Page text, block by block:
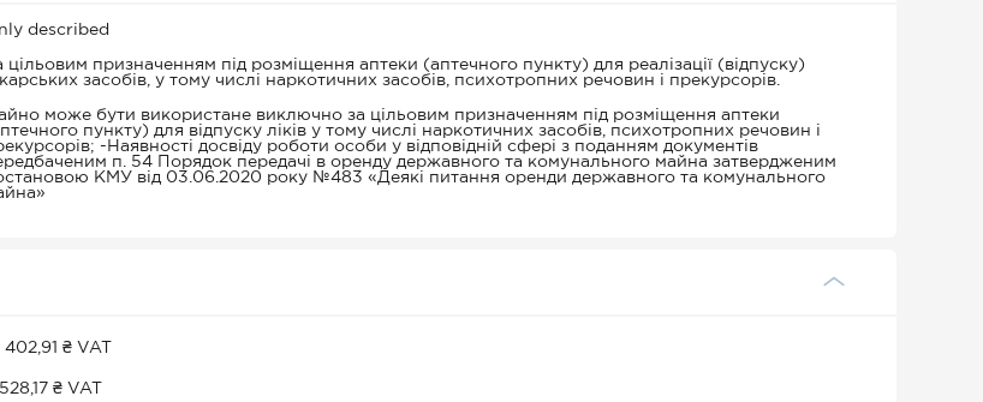
described
цільовим призначенням під розміщення аптеки (аптечного пункту) для реалізації (відпуску)
засобів, у тому числі наркотичних засобів, психотропних речовин і прекурсорів.
може бути використане виключно за цільовим призначенням під розміщення аптеки
пункту) для відпуску ліків у тому числі наркотичних засобів, психотропних речовин і
-Наявності досвіду роботи особи у відповідній сфері з поданням документів
п. 54 Порядок передачі в оренду державного та комунального майна затвердженим
КМУ від 03.06.2020 року №483 «Деякі питання оренди державного та комунального
402,91 ₴ VAT
₴ VAT